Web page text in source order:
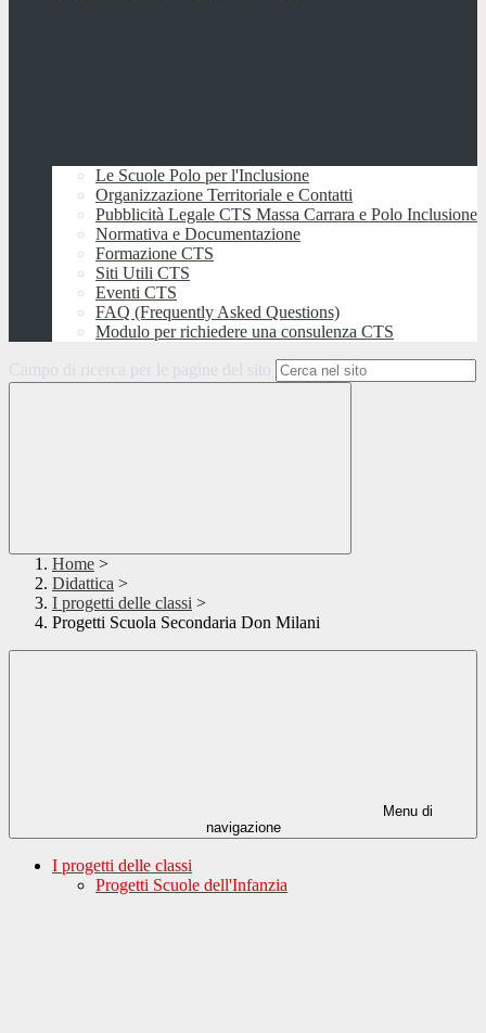
Le Scuole Polo per l'Inclusione
Organizzazione Territoriale e Contatti
Pubblicità Legale CTS Massa Carrara e Polo Inclusione
Normativa e Documentazione
Formazione CTS
Siti Utili CTS
Eventi CTS
FAQ (Frequently Asked Questions)
Modulo per richiedere una consulenza CTS
Campo di ricerca per le pagine del sito
Home >
Didattica >
I progetti delle classi >
Progetti Scuola Secondaria Don Milani
Menu di
navigazione
I progetti delle classi
Progetti Scuole dell'Infanzia